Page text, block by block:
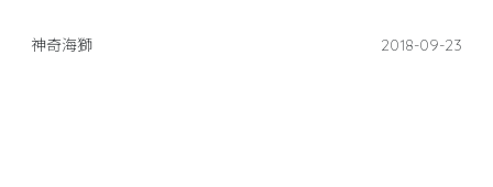
神奇海獅 2018-09-23